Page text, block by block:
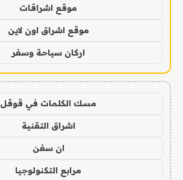
موقع اشراقات
موقع اشراق اون لاين
اركان سياحة وسفر
مسك الكلمات في قوقل
اشراق التقنية
ان سفن
مرابع التكنولوجيا